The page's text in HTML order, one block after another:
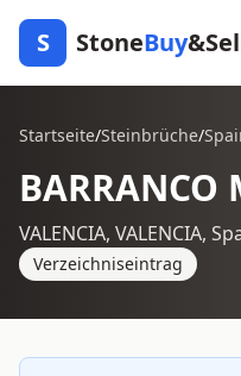
S StoneBuy
Startseite/Steinbrüche/
BARRANCO
VALENCIA, VALENCIA,
Verzeichniseintrag